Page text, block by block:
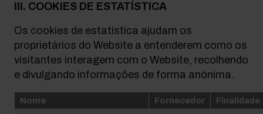
III. COOKIES DE ESTATÍSTICA
Os cookies de estatística ajudam os
proprietários do Website a entenderem como os
visitantes interagem com o Website, recolhendo
e divulgando informações de forma anónima.
Nome Fornecedor
Finalidade